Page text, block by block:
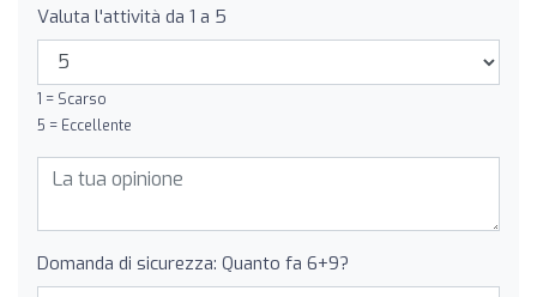
Valuta l'attività da 1 a 5
1 = Scarso
5 = Eccellente
Domanda di sicurezza: Quanto fa 6+9?